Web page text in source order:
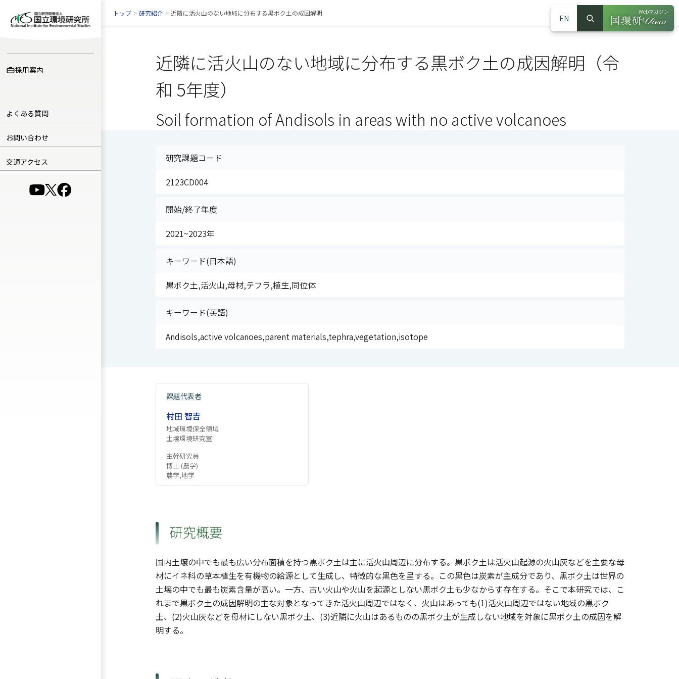
採用案内
よくある質問
お問い合わせ
交通アクセス
（別ウインドウで開きます）
（別ウインドウで開きます）
（別ウインドウで開きます）
EN
サイト内検索
検索
Webマガジン
（別ウインドウ
トップ > 研究紹介 > 近隣に活火山のない地域に分布する黒ボク土の成因解明
近隣に活火山のない地域に分布する黒ボク土の成因解明（令
和 5年度）
Soil formation of Andisols in areas with no active volcanoes
研究課題コード
2123CD004
開始/終了年度
2021~2023年
キーワード(日本語)
黒ボク土,活火山,母材,テフラ,植生,同位体
キーワード(英語)
Andisols,active volcanoes,parent materials,tephra,vegetation,isotope
課題代表者
村田 智吉
地域環境保全領域
土壌環境研究室
主幹研究員
博士 (農学)
農学,地学
研究概要
国内土壌の中でも最も広い分布面積を持つ黒ボク土は主に活火山周辺に分布する。黒ボク土は活火山起源の火山灰などを主要な母
材にイネ科の草本植生を有機物の給源として生成し、特徴的な黒色を呈する。この黒色は炭素が主成分であり、黒ボク土は世界の
土壌の中でも最も炭素含量が高い。一方、古い火山や火山を起源としない黒ボク土も少なからず存在する。そこで本研究では、こ
れまで黒ボク土の成因解明の主な対象となってきた活火山周辺ではなく、火山はあっても(1)活火山周辺ではない地域の黒ボク
土、(2)火山灰などを母材にしない黒ボク土、(3)近隣に火山はあるものの黒ボク土が生成しない地域を対象に黒ボク土の成因を解
明する。